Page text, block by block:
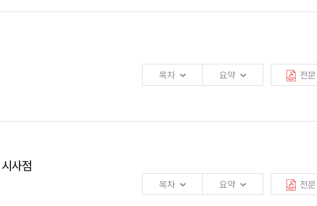
경제의 경착륙 등을 꼽을 수 있음.
능성이 높아 보임.
장률이 2.6%로 하락함.
성장률 회복이 쉽지 않아 보임.
해 다소 개선될 것으로 보이나 고용의 질은 악화되고 있음.
하는 동시에 확정급여형 및 확정기여형 퇴직연금 가입자도 추가적으로 개인형 퇴직연금을
기대됨.
도입을 용이하게 하여 확정기여형 퇴직연금시장의 중요성이 부각될 것임.
가 하반기부터 개선될 것으로 전망됨.
목차 요약 전문
사례가 언급되면서 그 운영체계 및 특징에 관심이 집중되고 있음.
일부 개정 법률안에는 예금보험기금 내 공동계정 도입에 대한 내용이 포함되어 있었음.
사점
목차 요약 전문